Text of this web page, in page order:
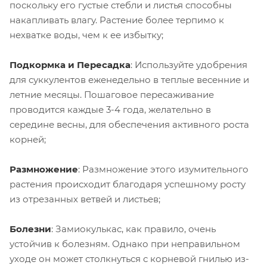
поскольку его густые стебли и листья способны
накапливать влагу. Растение более терпимо к
нехватке воды, чем к ее избытку;
Подкормка и Пересадка: Используйте удобрения
для суккулентов еженедельно в теплые весенние и
летние месяцы. Пошаговое пересаживание
проводится каждые 3-4 года, желательно в
середине весны, для обеспечения активного роста
корней;
Размножение: Размножение этого изумительного
растения происходит благодаря успешному росту
из отрезанных ветвей и листьев;
Болезни: Замиокулькас, как правило, очень
устойчив к болезням. Однако при неправильном
уходе он может столкнуться с корневой гнилью из-